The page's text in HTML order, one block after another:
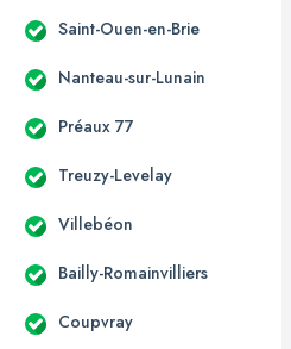
Saint-Ouen-en-Brie
Nanteau-sur-Lunain
Préaux 77
Treuzy-Levelay
Villebéon
Bailly-Romainvilliers
Coupvray